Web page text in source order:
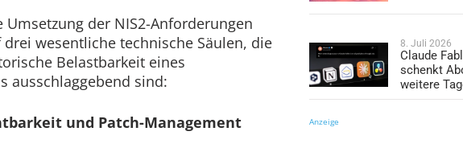
Umsetzung der NIS2-Anforderungen
wesentliche technische Säulen, die
Belastbarkeit eines
ausschlaggebend sind:
und Patch-Management
8. Juli 2026
Claude
schenkt
weitere
Anzeige